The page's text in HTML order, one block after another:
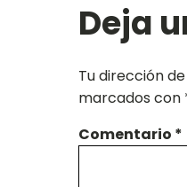
Deja
Tu dirección
marcados con
Comentario *